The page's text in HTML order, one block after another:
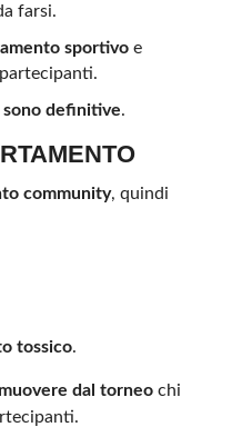
farsi.
sportivoe
sono definitive.
community, quindi
tossico.
dal torneochi